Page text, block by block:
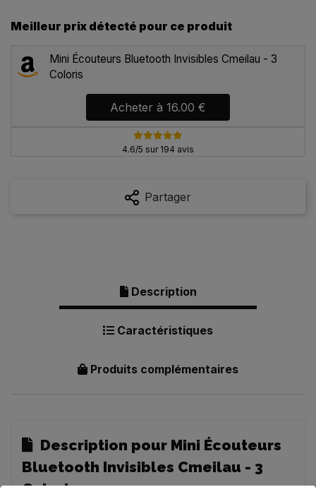
Meilleur prix détecté pour ce produit
Mini Écouteurs Bluetooth Invisibles Cmeilau - 3
Coloris
Acheter à 16.00 €
4.6/5 sur 194 avis
Partager
Description
Caractéristiques
Produits complémentaires
Description pour Mini Écouteurs
Bluetooth Invisibles Cmeilau - 3
Coloris